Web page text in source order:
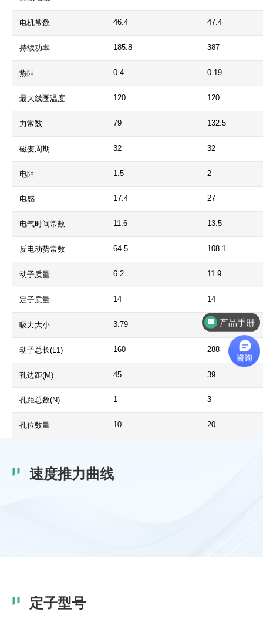
电机常数 46.4 47.4
持续功率 185.8 387
热阻 0.4 0.19
最大线圈温度 120 120
力常数 79 132.5
磁变周期 32 32
电阻 1.5 2
电感 17.4 27
电气时间常数 11.6 13.5
反电动势常数 64.5 108.1
动子质量 6.2 11.9
定子质量 14 14
吸力大小 3.79 7.95
动子总长(L1) 160 288
孔边距(M) 45 39
孔距总数(N) 1 3
孔位数量 10 20
速度推力曲线
定子型号
产品手册